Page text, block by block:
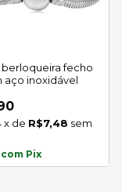
berloqueira fecho
aço inoxidável
x de R$7,48 sem
com Pix